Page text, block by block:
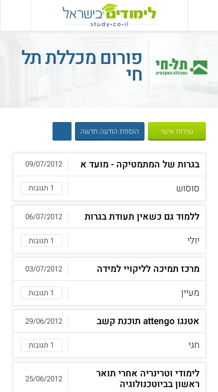
פורום מכללת תל
חי
שירות אישי הוספת הודעה חדשה
בגרות של המתמטיקה - מועד א
סוסוש
1 תגובות
09/07/2012
ללמוד גם כשאין תעודת בגרות
יולי
1 תגובות
06/07/2012
מרכז תמיכה לליקויי למידה
מעיין
1 תגובות
03/07/2012
אטנגו attengo תוכנת קשב
חגי
1 תגובות
29/06/2012
לימודי וטרינריה אחרי תואר
ראשון בביוטכנולוגיה
25/06/2012